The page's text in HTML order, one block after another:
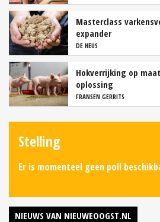
Masterclass
expander
DE HEUS
Hokverrijking op
oplossing
FRANSEN GERRITS
Stelling
Er is momenteel geen poll
NIEUWS VAN NIEUWEOOGST.NL